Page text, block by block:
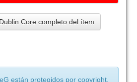
Core completo del ítem
están protegidos por copyright,